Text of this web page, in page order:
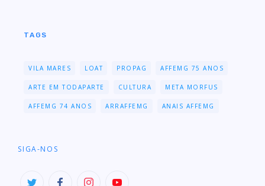
TAGS
VILA MARES LOAT PROPAG AFFEMG 75 ANOS
ARTE EM TODAPARTE CULTURA META MORFUS
AFFEMG 74 ANOS ARRAFFEMG ANAIS AFFEMG
SIGA-NOS